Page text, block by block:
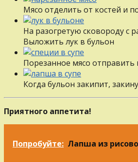
Мясо отделить от костей и
На разогретую сковороду с
Выложить лук в бульон
Порезанное мясо отправить
Когда бульон закипит,
Приятного аппетита!
Попробуйте: Лапша из